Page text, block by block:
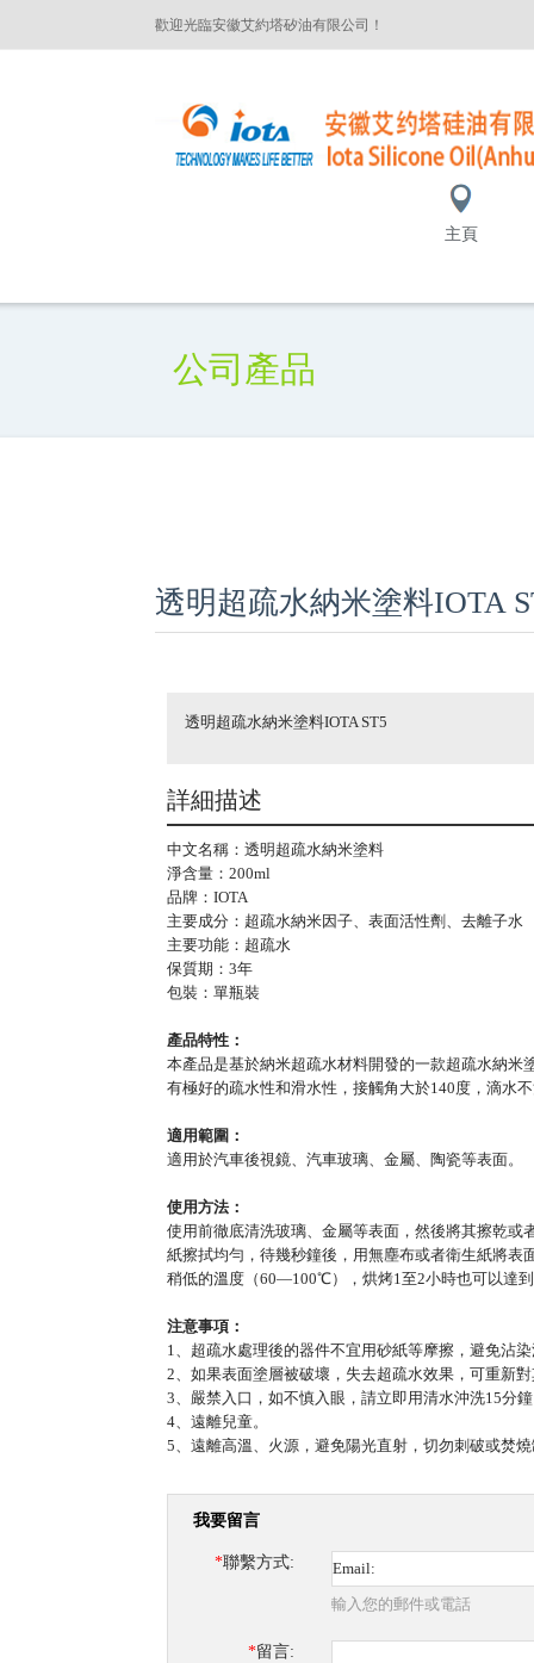
歡迎光臨安徽艾約塔矽油有限公司！
主頁
公司產品
透明超疏水納米塗料IOTA
透明超疏水納米塗料IOTA ST5
詳細描述
中文名稱：透明超疏水納米塗料
淨含量：200ml
品牌：IOTA
主要成分：超疏水納米因子、表面活性劑、去離子水
主要功能：超疏水
保質期：3年
包裝：單瓶裝
產品特性：
本產品是基於納米超疏水材料開發的一款超疏水納
有極好的疏水性和滑水性，接觸角大於140度，滴水
適用範圍：
適用於汽車後視鏡、汽車玻璃、金屬、陶瓷等表面。
使用方法：
使用前徹底清洗玻璃、金屬等表面，然後將其擦乾
紙擦拭均勻，待幾秒鐘後，用無塵布或者衛生紙將
稍低的溫度（60—100℃），烘烤1至2小時也可以達
注意事項：
1、超疏水處理後的器件不宜用砂紙等摩擦，避免沾
2、如果表面塗層被破壞，失去超疏水效果，可重新
3、嚴禁入口，如不慎入眼，請立即用清水沖洗15分
4、遠離兒童。
5、遠離高溫、火源，避免陽光直射，切勿刺破或焚
我要留言
*聯繫方式:
輸入您的郵件或電話
*留言: